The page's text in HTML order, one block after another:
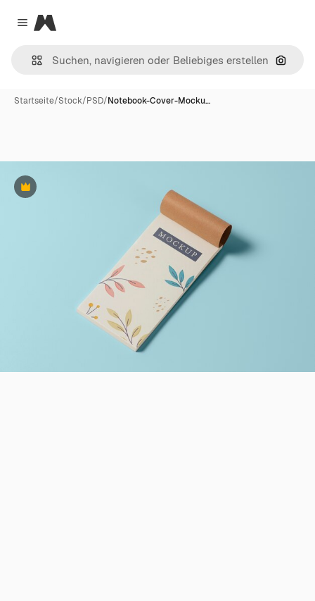
Close menu
Magnific
Nach
Startseite/Stock/PSD/Notebook-Cover-Mocku…
Premium